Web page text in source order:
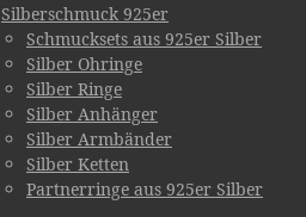
Silberschmuck 925er
Schmucksets aus 925er Silber
Silber Ohringe
Silber Ringe
Silber Anhänger
Silber Armbänder
Silber Ketten
Partnerringe aus 925er Silber